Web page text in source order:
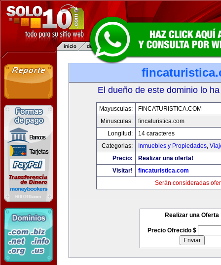
El dueño de este dominio lo
Mayusculas:
FINCATURISTICA.COM
Minusculas:
fincaturistica.com
Longitud:
14 caracteres
Categorias:
Inmuebles y Propiedades,
Precio:
Realizar una oferta!
Visitar!
fincaturistica.com
Serán consideradas
Realizar una Oferta
Precio Ofrecido $